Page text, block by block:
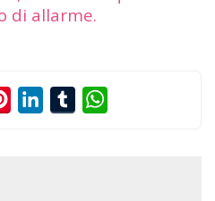
di allarme.
PinterestLinkedInTumblr